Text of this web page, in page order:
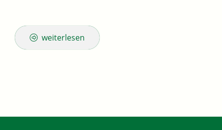
weiterlesen